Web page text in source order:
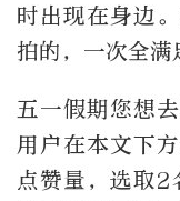
时出现在身边
拍的，一次全满
五一假期您想
用户在本文下
点赞量，选取